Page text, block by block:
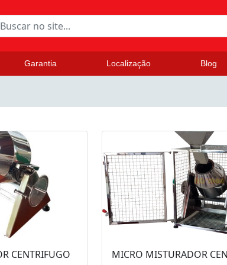
Garantia Localização Blog
CENTRIFUGO
MICRO MISTURADOR